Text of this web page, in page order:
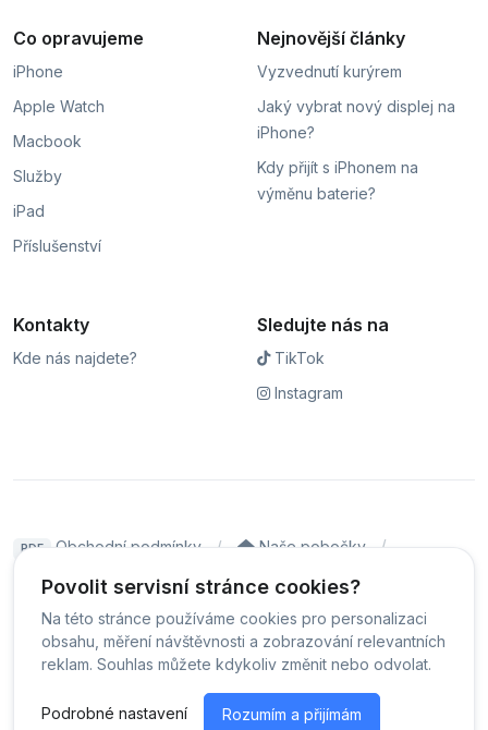
Povolit servisní stránce cookies?
Na této stránce používáme cookies pro personalizaci
obsahu, měření návštěvnosti a zobrazování relevantních
reklam. Souhlas můžete kdykoliv změnit nebo odvolat.
Podrobné nastavení Rozumím a přijímám
Co opravujeme
iPhone
Apple Watch
Macbook
Služby
iPad
Příslušenství
Nejnovější články
Vyzvednutí kurýrem
Jaký vybrat nový displej na
iPhone?
Kdy přijít s iPhonem na
výměnu baterie?
Kontakty
Kde nás najdete?
Sledujte nás na
TikTok
Instagram
PDF Obchodní podmínky
Naše pobočky
Čeština
© Servis iPhoneLab - 2026 - Všechna práva vyhrazena.
Změnit preference cookies